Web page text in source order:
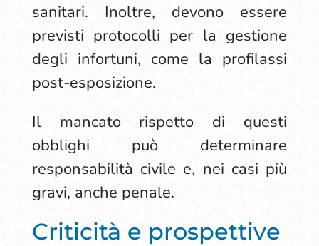
sanitari. Inoltre, devono essere
previsti protocolli per la gestione
degli infortuni, come la profilassi
post-esposizione.
Il mancato rispetto di questi
obblighi può determinare
responsabilità civile e, nei casi più
gravi, anche penale.
Criticità e prospettive